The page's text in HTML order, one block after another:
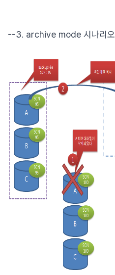
--3. archive mode 시나리오